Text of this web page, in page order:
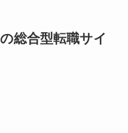
総合型転職サイ